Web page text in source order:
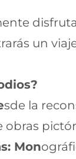
un
sde la
Mon